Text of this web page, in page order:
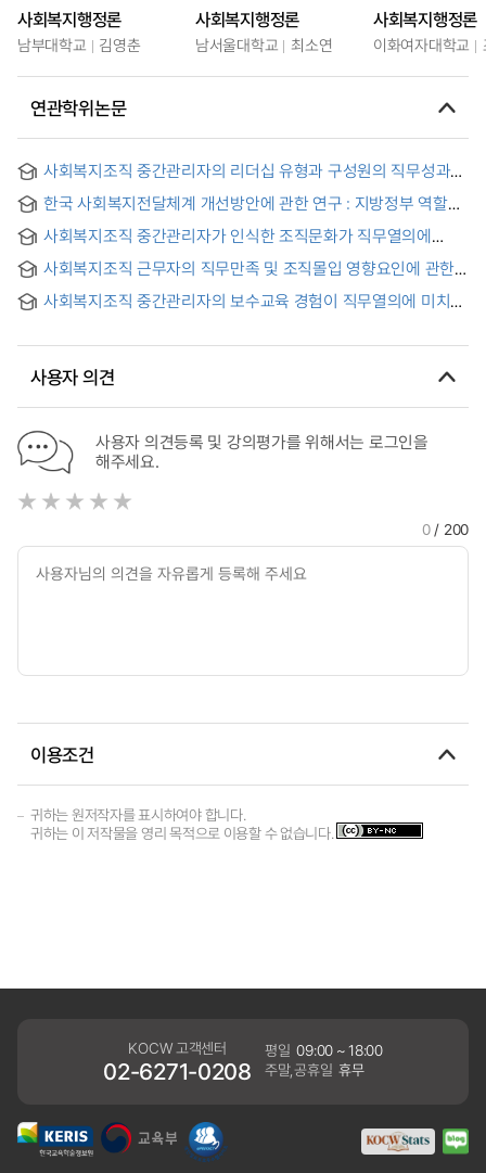
사회복지행정론
남부대학교 김영춘
사회복지행정론
남서울대학교 최소연
사회복지행정론
이화여자대학교
연관학위논문
사회복지조직 중간관리자의 리더십 유형과 구성원의 직무성과의
한국 사회복지전달체계 개선방안에 관한 연구 : 지방정부 역할을
Welfare Delivery System in Korea : Focusing on the Role of
Local Government
사회복지조직 중간관리자가 인식한 조직문화가 직무열의에
사회복지조직 근무자의 직무만족 및 조직몰입 영향요인에 관한
Factors influencing Job Satisfaction and Organization
Focusing on Volunteer Centers
사회복지조직 중간관리자의 보수교육 경험이 직무열의에 미치는
사용자 의견
사용자 의견등록 및 강의평가를 위해서는 로그인을
해주세요.
0/ 200
이용조건
귀하는 원저작자를 표시하여야 합니다.
귀하는 이 저작물을 영리 목적으로 이용할 수 없습니다.
KOCW 고객센터
02-6271-0208
평일 09:00 ~ 18:00
주말,공휴일 휴무